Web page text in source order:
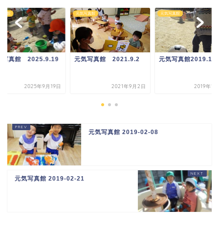
真館
写真館 2025.9.19
2025年9月19日
元気写真館
元気写真館 2021.9.2
2021年9月2日
元気写真館
元気写真館
2019年12
元気写真館 2019-02-08
元気写真館 2019-02-21